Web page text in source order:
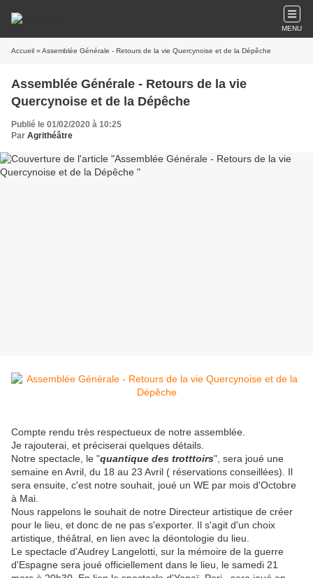
MENU
Accueil » Assemblée Générale - Retours de la vie Quercynoise et de la Dépêche
Assemblée Générale - Retours de la vie
Quercynoise et de la Dépêche
Publié le 01/02/2020 à 10:25
Par Agrithéâtre
Compte rendu très respectueux de notre assemblée.
Je rajouterai, et préciserai quelques détails.
Notre spectacle, le "quantique des trotttoirs", sera joué une
semaine en Avril, du 18 au 23 Avril ( réservations conseillées). Il
sera ensuite, c'est notre souhait, joué un WE par mois d'Octobre
à Mai.
Nous rappelons le souhait de notre Directeur artistique de créer
pour le lieu, et donc de ne pas s'exporter. Il s'agit d'un choix
artistique, théâtral, en lien avec la déontologie du lieu.
Le spectacle d'Audrey Langelotti, sur la mémoire de la guerre
d'Espagne sera joué officiellement dans le lieu, le samedi 21